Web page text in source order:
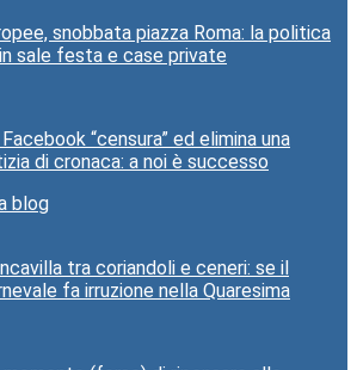
snobbata piazza Roma: la politica
sale festa e case private
“censura” ed elimina una
di cronaca: a noi è successo
blog
tra coriandoli e ceneri: se il
fa irruzione nella Quaresima